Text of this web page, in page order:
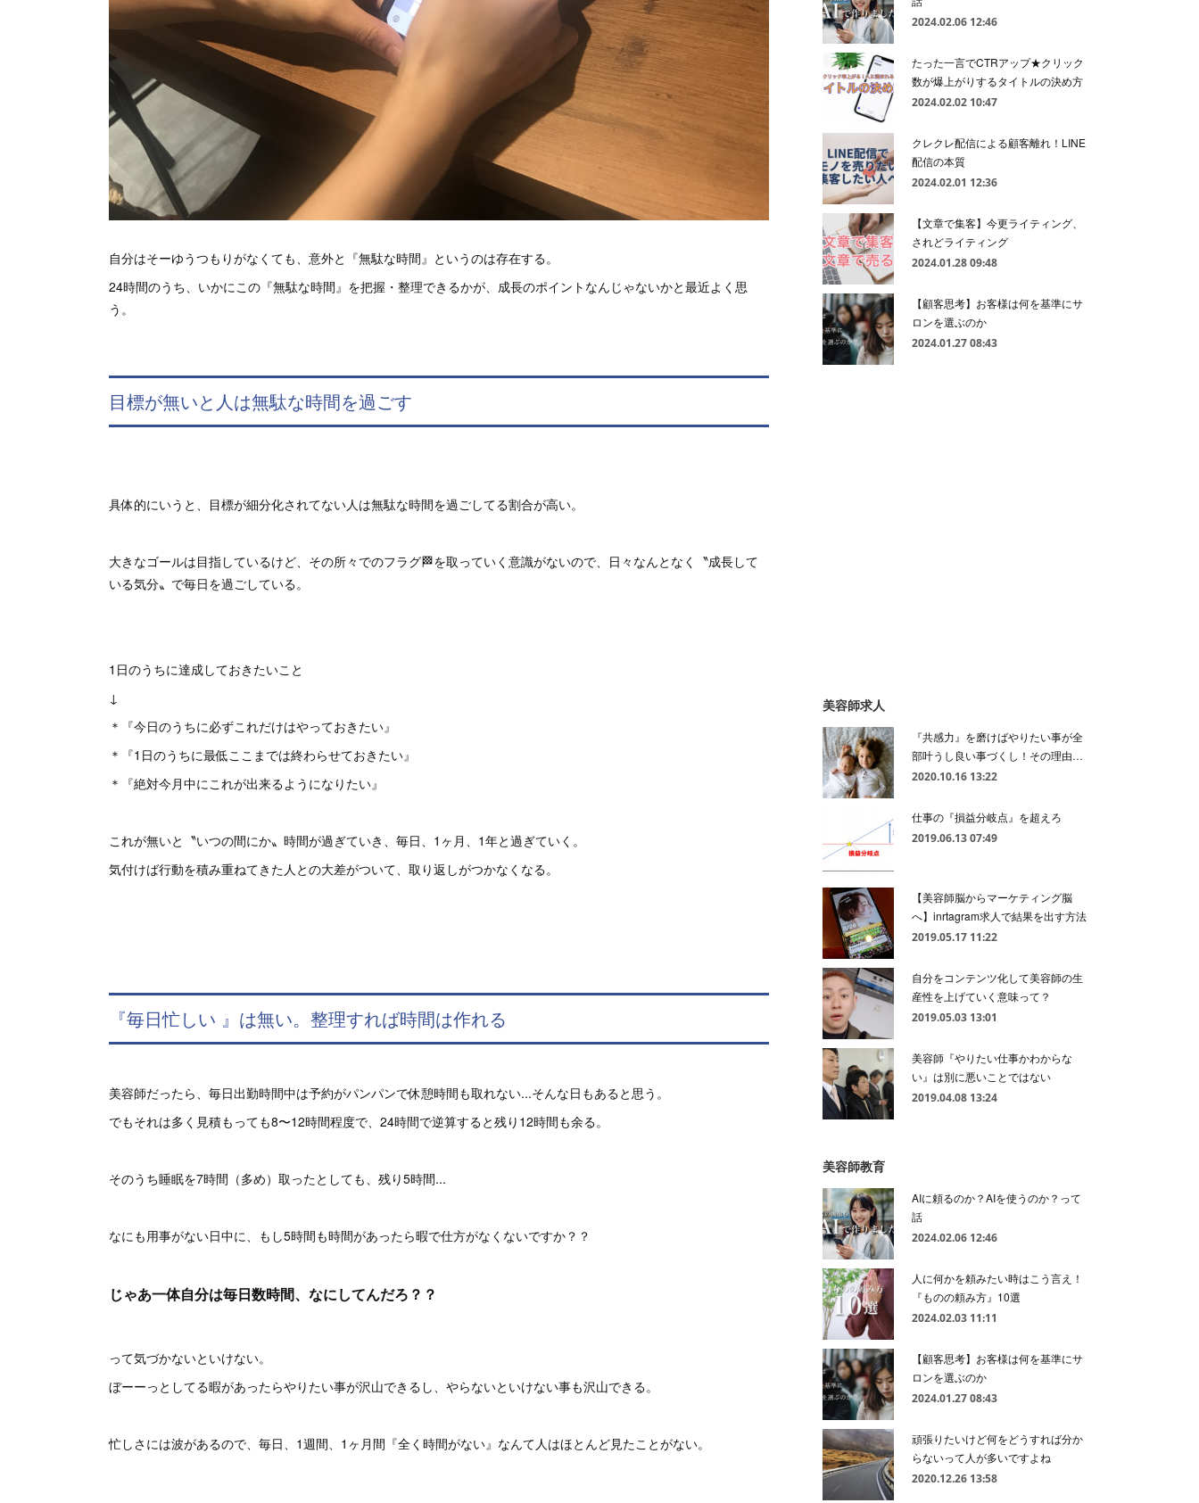
自分はそーゆうつもりがなくても、意外と『無駄な時間』というのは存在する。
24時間のうち、いかにこの『無駄な時間』を把握・整理できるかが、成長のポイントなんじゃないかと最近よく思
う。
目標が無いと人は無駄な時間を過ごす
具体的にいうと、目標が細分化されてない人は無駄な時間を過ごしてる割合が高い。
大きなゴールは目指しているけど、その所々でのフラグ🏁を取っていく意識がないので、日々なんとなく〝成長して
いる気分〟で毎日を過ごしている。
1日のうちに達成しておきたいこと
↓
＊『今日のうちに必ずこれだけはやっておきたい』
＊『1日のうちに最低ここまでは終わらせておきたい』
＊『絶対今月中にこれが出来るようになりたい』
これが無いと〝いつの間にか〟時間が過ぎていき、毎日、1ヶ月、1年と過ぎていく。
気付けば行動を積み重ねてきた人との大差がついて、取り返しがつかなくなる。
『毎日忙しい 』は無い。整理すれば時間は作れる
美容師だったら、毎日出勤時間中は予約がパンパンで休憩時間も取れない...そんな日もあると思う。
でもそれは多く見積もっても8〜12時間程度で、24時間で逆算すると残り12時間も余る。
そのうち睡眠を7時間（多め）取ったとしても、残り5時間...
なにも用事がない日中に、もし5時間も時間があったら暇で仕方がなくないですか？？
じゃあ一体自分は毎日数時間、なにしてんだろ？？
って気づかないといけない。
ぼーーっとしてる暇があったらやりたい事が沢山できるし、やらないといけない事も沢山できる。
忙しさには波があるので、毎日、1週間、1ヶ月間『全く時間がない』なんて人はほとんど見たことがない。
2024.02.06 12:46
たった一言でCTRアップ★クリック
数が爆上がりするタイトルの決め方
2024.02.02 10:47
クレクレ配信による顧客離れ！LINE
配信の本質
2024.02.01 12:36
【文章で集客】今更ライティング、
されどライティング
2024.01.28 09:48
【顧客思考】お客様は何を基準にサ
ロンを選ぶのか
2024.01.27 08:43
美容師求人
『共感力』を磨けばやりたい事が全
部叶うし良い事づくし！その理由…
2020.10.16 13:22
仕事の『損益分岐点』を超えろ
2019.06.13 07:49
【美容師脳からマーケティング脳
へ】inrtagram求人で結果を出す方法
2019.05.17 11:22
自分をコンテンツ化して美容師の生
産性を上げていく意味って？
2019.05.03 13:01
美容師『やりたい仕事かわからな
い』は別に悪いことではない
2019.04.08 13:24
美容師教育
AIに頼るのか？AIを使うのか？って
話
2024.02.06 12:46
人に何かを頼みたい時はこう言え！
『ものの頼み方』10選
2024.02.03 11:11
【顧客思考】お客様は何を基準にサ
ロンを選ぶのか
2024.01.27 08:43
頑張りたいけど何をどうすれば分か
らないって人が多いですよね
2020.12.26 13:58